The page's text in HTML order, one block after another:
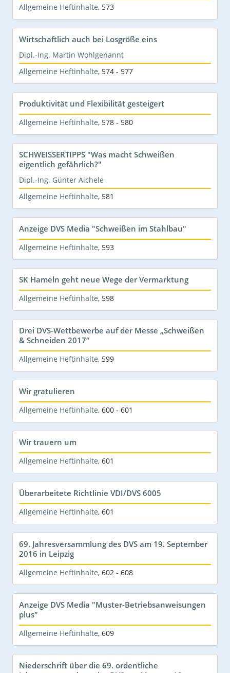
Allgemeine Heftinhalte, 573
Wirtschaftlich auch bei Losgröße eins
Dipl.-Ing. Martin Wohlgenannt
Allgemeine Heftinhalte, 574 - 577
Produktivität und Flexibilität gesteigert
Allgemeine Heftinhalte, 578 - 580
SCHWEISSERTIPPS "Was macht Schweißen
eigentlich gefährlich?"
Dipl.-Ing. Günter Aichele
Allgemeine Heftinhalte, 581
Anzeige DVS Media "Schweißen im Stahlbau"
Allgemeine Heftinhalte, 593
SK Hameln geht neue Wege der Vermarktung
Allgemeine Heftinhalte, 598
Drei DVS-Wettbewerbe auf der Messe „Schweißen
& Schneiden 2017“
Allgemeine Heftinhalte, 599
Wir gratulieren
Allgemeine Heftinhalte, 600 - 601
Wir trauern um
Allgemeine Heftinhalte, 601
Überarbeitete Richtlinie VDI/DVS 6005
Allgemeine Heftinhalte, 601
69. Jahresversammlung des DVS am 19. September
2016 in Leipzig
Allgemeine Heftinhalte, 602 - 608
Anzeige DVS Media "Muster-Betriebsanweisungen
plus"
Allgemeine Heftinhalte, 609
Niederschrift über die 69. ordentliche